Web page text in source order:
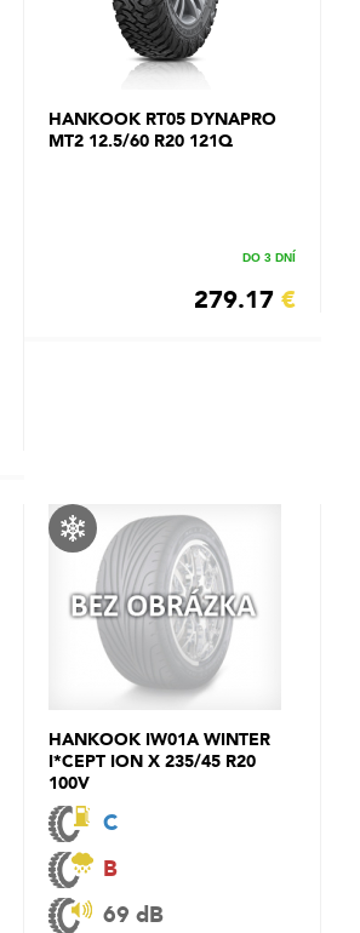
HANKOOK RT05 DYNAPRO
MT2 12.5/60 R20 121Q
DO 3 DNÍ
279.17 €
HANKOOK IW01A WINTER
I*CEPT ION X 235/45 R20
100V
C
B
69 dB